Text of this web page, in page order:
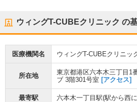
ウィングT-CUBEクリニック の
医療機関名 ウィングT-CUBEクリニッ
所在地
東京都港区六本木三丁目1
ブ 3階301号室 [アクセス]
最寄駅 六本木一丁目駅(駅から西